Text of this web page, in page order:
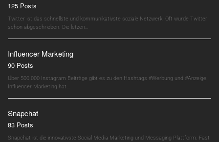
125 Posts
Twitter ist das schnellste und kommunikativste soziale Netzwerk. Oft wurde Twitter
schon abgeschrieben. Die letzen…
Influencer Marketing
90 Posts
Über 500.000 Instagram Beiträge gibt es zu den Hashtags #Werbung und #Anzeige.
Influencer Marketing hat…
Snapchat
83 Posts
Snapchat ist die innovativste Social Media Marketing und Messaging Plattform. Fast